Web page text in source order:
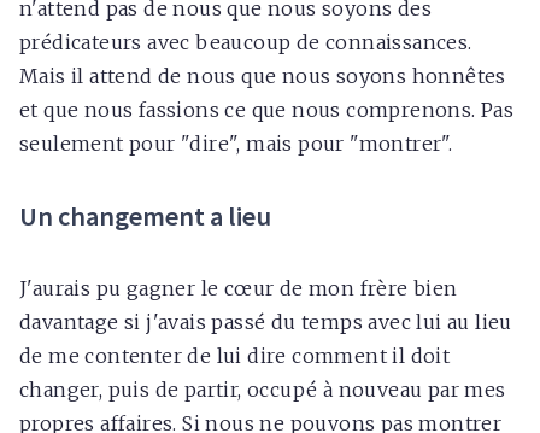
n'attend pas de nous que nous soyons des
prédicateurs avec beaucoup de connaissances.
Mais il attend de nous que nous soyons honnêtes
et que nous fassions ce que nous comprenons. Pas
seulement pour "dire", mais pour "montrer".
Un changement a lieu
J'aurais pu gagner le cœur de mon frère bien
davantage si j'avais passé du temps avec lui au lieu
de me contenter de lui dire comment il doit
changer, puis de partir, occupé à nouveau par mes
propres affaires. Si nous ne pouvons pas montrer